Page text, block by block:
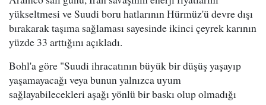
yükseltmesi ve Suudi boru hatlarının Hürmüz'ü devre dışı
bırakarak taşıma sağlaması sayesinde ikinci çeyrek karının
yüzde 33 arttığını açıkladı.
Bohl'a göre "Suudi ihracatının büyük bir düşüş yaşayıp
yaşamayacağı veya bunun yalnızca uyum
sağlayabilecekleri aşağı yönlü bir baskı olup olmadığı